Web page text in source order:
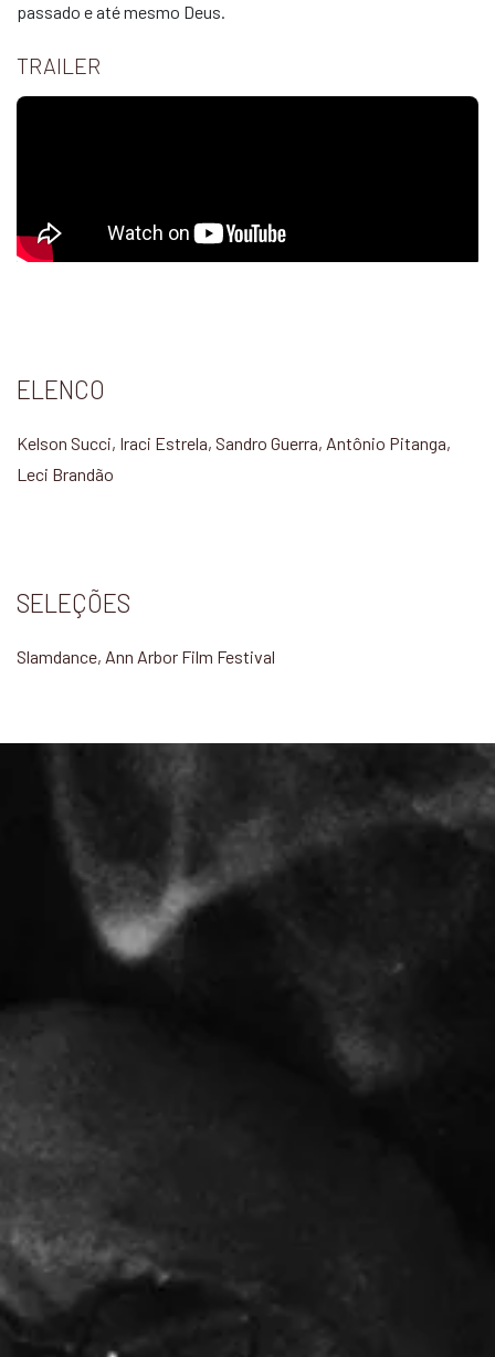
passado e até mesmo Deus.
TRAILER
ELENCO
Kelson Succi, Iraci Estrela, Sandro Guerra, Antônio Pitanga,
Leci Brandão
SELEÇÕES
Slamdance, Ann Arbor Film Festival